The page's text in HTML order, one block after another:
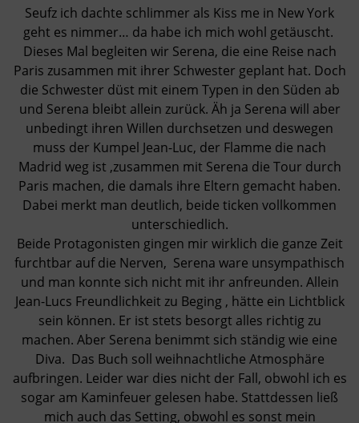
Seufz ich dachte schlimmer als Kiss me in New York
geht es nimmer… da habe ich mich wohl getäuscht.
Dieses Mal begleiten wir Serena, die eine Reise nach
Paris zusammen mit ihrer Schwester geplant hat. Doch
die Schwester düst mit einem Typen in den Süden ab
und Serena bleibt allein zurück. Äh ja Serena will aber
unbedingt ihren Willen durchsetzen und deswegen
muss der Kumpel Jean-Luc, der Flamme die nach
Madrid weg ist ,zusammen mit Serena die Tour durch
Paris machen, die damals ihre Eltern gemacht haben.
Dabei merkt man deutlich, beide ticken vollkommen
unterschiedlich.
Beide Protagonisten gingen mir wirklich die ganze Zeit
furchtbar auf die Nerven, Serena ware unsympathisch
und man konnte sich nicht mit ihr anfreunden. Allein
Jean-Lucs Freundlichkeit zu Beging , hätte ein Lichtblick
sein können. Er ist stets besorgt alles richtig zu
machen. Aber Serena benimmt sich ständig wie eine
Diva. Das Buch soll weihnachtliche Atmosphäre
aufbringen. Leider war dies nicht der Fall, obwohl ich es
sogar am Kaminfeuer gelesen habe. Stattdessen ließ
mich auch das Setting, obwohl es sonst mein